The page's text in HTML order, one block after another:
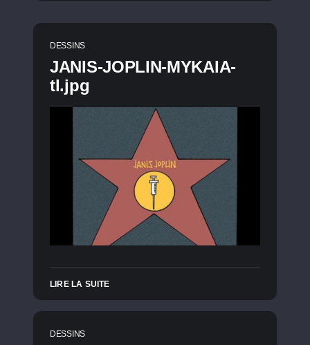
DESSINS
JANIS-JOPLIN-MYKAIA-
tl.jpg
LIRE LA SUITE
DESSINS